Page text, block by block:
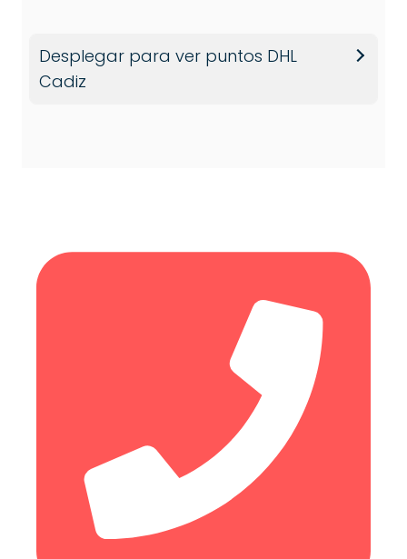
Desplegar para ver puntos DHL
Cadiz